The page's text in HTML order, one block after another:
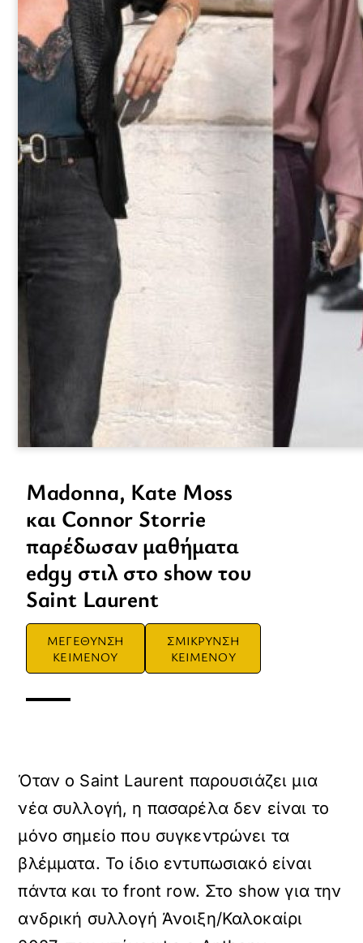
Madonna, Kate Moss
και Connor Storrie
παρέδωσαν μαθήματα
edgy στιλ στο show του
Saint Laurent
ΜΕΓΕΘΥΝΣΗ
ΚΕΙΜΕΝΟΥ
ΣΜΙΚΡΥΝΣΗ
ΚΕΙΜΕΝΟΥ
Όταν ο Saint Laurent παρουσιάζει μια
νέα συλλογή, η πασαρέλα δεν είναι το
μόνο σημείο που συγκεντρώνει τα
βλέμματα. Το ίδιο εντυπωσιακό είναι
πάντα και το front row. Στο show για την
ανδρική συλλογή Άνοιξη/Καλοκαίρι